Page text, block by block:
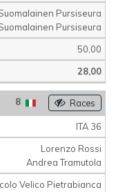
Pursiseura
Pursiseura
50,00
28,00
8 Races
ITA 36
Lorenzo Rossi
Andrea Tramutola
Velico Pietrabianca